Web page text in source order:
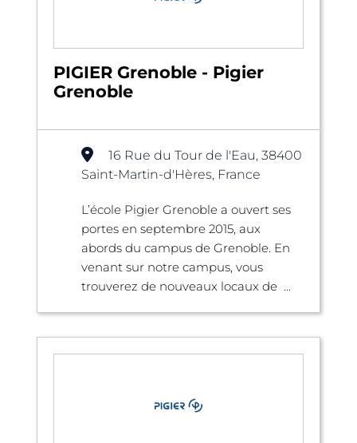
PIGIER Grenoble - Pigier
Grenoble
16 Rue du Tour de l'Eau, 38400
Saint-Martin-d'Hères, France
L’école Pigier Grenoble a ouvert ses
portes en septembre 2015, aux
abords du campus de Grenoble. En
venant sur notre campus, vous
trouverez de nouveaux locaux de ...